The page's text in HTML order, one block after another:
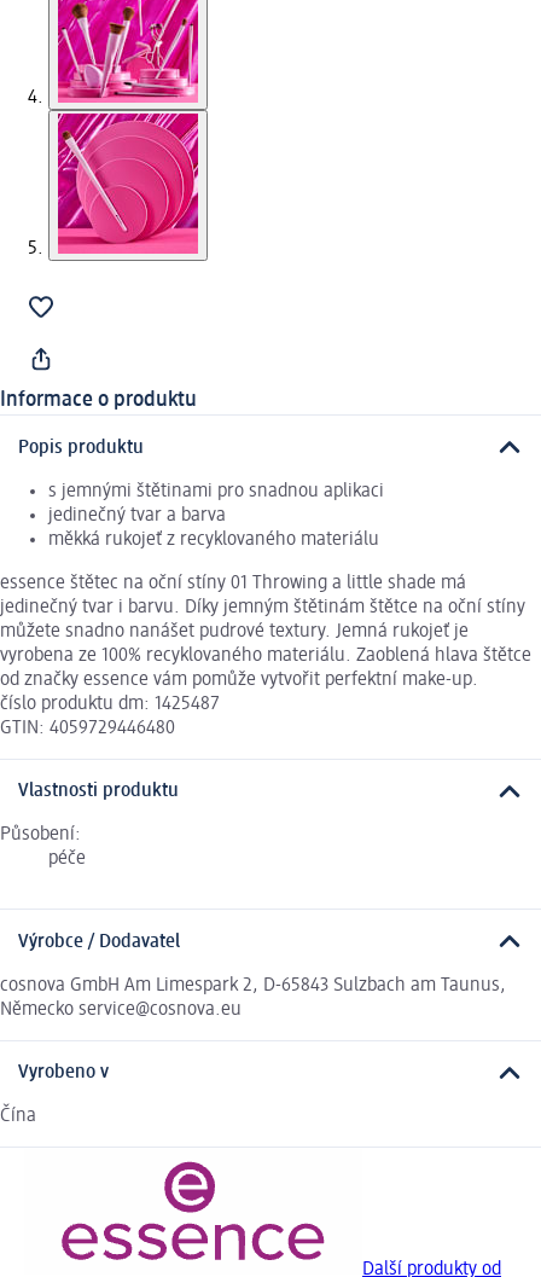
Informace o produktu
Popis produktu
s jemnými štětinami pro snadnou aplikaci
jedinečný tvar a barva
měkká rukojeť z recyklovaného materiálu
essence štětec na oční stíny 01 Throwing a little shade má
jedinečný tvar i barvu. Díky jemným štětinám štětce na oční stíny
můžete snadno nanášet pudrové textury. Jemná rukojeť je
vyrobena ze 100% recyklovaného materiálu. Zaoblená hlava štětce
od značky essence vám pomůže vytvořit perfektní make-up.
číslo produktu dm: 1425487
GTIN: 4059729446480
Vlastnosti produktu
Působení:
péče
Výrobce / Dodavatel
cosnova GmbH Am Limespark 2, D-65843 Sulzbach am Taunus,
Německo service@cosnova.eu
Vyrobeno v
Čína
Další produkty od